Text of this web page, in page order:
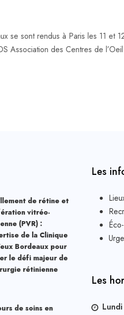
se sont rendus à Paris les 11 et
Association des Centres de
de rétine et
vitréo-
(PVR) :
de la Clinique
Bordeaux pour
le défi majeur de
rétinienne
de soins en
Les
Les